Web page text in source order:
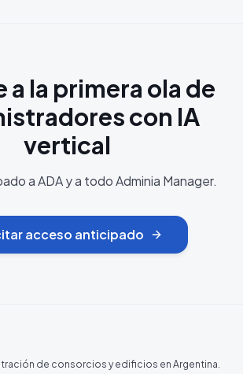
a la primera ola de
con IA
vertical
a ADA y a todo Adminia Manager.
acceso anticipado
de consorcios y edificios en Argentina.